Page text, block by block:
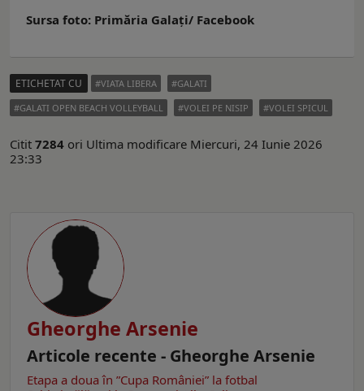
Sursa foto: Primăria Galați/ Facebook
ETICHETAT CU VIATA LIBERA
GALATI
GALATI OPEN BEACH VOLLEYBALL
VOLEI PE NISIP VOLEI SPICUL
Citit 7284 ori Ultima modificare Miercuri, 24 Iunie 2026
23:33
Gheorghe Arsenie
Articole recente - Gheorghe Arsenie
Etapa a doua în ”Cupa României” la fotbal